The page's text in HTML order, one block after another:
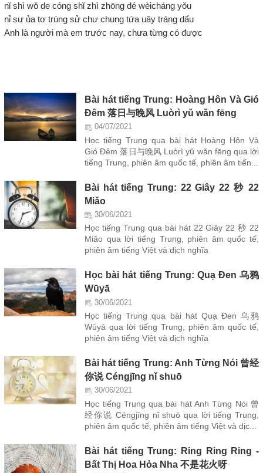
nǐ shì wǒ de cóng shǐ zhì zhōng dé wèicháng yǒu
nỉ sư ủa tơ trúng sử chư chung tứa uây tráng dẩu
Anh là người mà em trước nay, chưa từng có được
Bài hát tiếng Trung: Hoàng Hôn Và Gió
Đêm 落日与晚风 Luòrì yǔ wǎn fēng
04/07/2021
Học tiếng Trung qua bài hát Hoàng Hôn Và
Gió Đêm 落日与晚风 Luòrì yǔ wǎn fēng qua lời
tiếng Trung, phiên âm quốc tế, phiên âm tiến...
Bài hát tiếng Trung: 22 Giây 22 秒 22
Miǎo
30/06/2021
Học tiếng Trung qua bài hát 22 Giây 22 秒 22
Miǎo qua lời tiếng Trung, phiên âm quốc tế,
phiên âm tiếng Việt và dịch nghĩa
Học bài hát tiếng Trung: Quạ Đen 乌鸦
Wūyā
30/06/2021
Học tiếng Trung qua bài hát Quạ Đen 乌鸦
Wūyā qua lời tiếng Trung, phiên âm quốc tế,
phiên âm tiếng Việt và dịch nghĩa
Bài hát tiếng Trung: Anh Từng Nói 曾经
你说 Céngjīng nǐ shuō
30/06/2021
Học tiếng Trung qua bài hát Anh Từng Nói 曾
经你说 Céngjīng nǐ shuō qua lời tiếng Trung,
phiên âm quốc tế, phiên âm tiếng Việt và dịc...
Bài hát tiếng Trung: Ring Ring Ring -
Bất Thị Hoa Hỏa Nha 不是花火呀